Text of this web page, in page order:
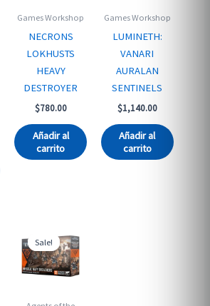
Games Workshop
NECRONS
LOKHUSTS
HEAVY
DESTROYER
$780.00
Añadir al
carrito
Games Workshop
LUMINETH:
VANARI
AURALAN
SENTINELS
$1,140.00
Añadir al
carrito
Sale!
Sale!